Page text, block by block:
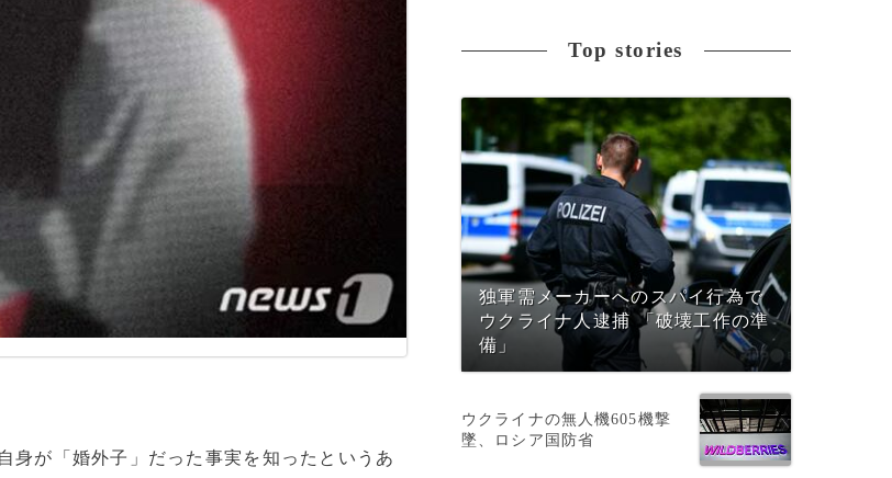
身が「婚外子」だった事実を知ったというあ
Top stories
独軍需メーカーへのスパイ行為で
ウクライナ人逮捕 「破壊工作の準
備」
ウクライナの無人機605機撃
墜、ロシア国防省